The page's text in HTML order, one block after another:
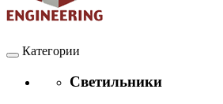
Категории
Светильники